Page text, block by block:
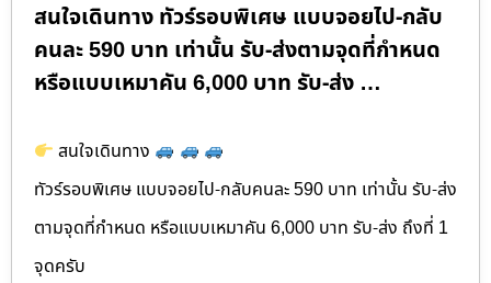
สนใจเดินทาง ทัวร์รอบพิเศษ แบบจอยไป-กลับ
คนละ 590 บาท เท่านั้น รับ-ส่งตามจุดที่กำหนด
หรือแบบเหมาคัน 6,000 บาท รับ-ส่ง …
สนใจเดินทาง
ทัวร์รอบพิเศษ แบบจอยไป-กลับคนละ 590 บาท เท่านั้น รับ-ส่ง
ตามจุดที่กำหนด หรือแบบเหมาคัน 6,000 บาท รับ-ส่ง ถึงที่ 1
จุดครับ